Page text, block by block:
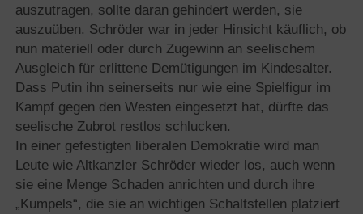
auszutragen, sollte daran gehindert werden, sie
auszuüben. Schröder war in jeder Hinsicht käuflich, ob
nun materiell oder durch Zugewinn an seelischem
Ausgleich für erlittene Demütigungen im Kindesalter.
Dass Putin ihn seinerseits nur wie eine Spielfigur im
Kampf gegen den Westen eingesetzt hat, dürfte das
seelische Zubrot restlos schlucken.
In einer gefestigten liberalen Demokratie wird man
Leute wie Altkanzler Schröder wieder los, auch wenn
sie eine Menge Schaden anrichten und durch ihre
„Kumpels“, die sie an wichtigen Schaltstellen platziert